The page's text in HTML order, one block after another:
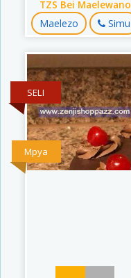
TZS Bei Maelewano
Maelezo Simu
Mpya
SELI